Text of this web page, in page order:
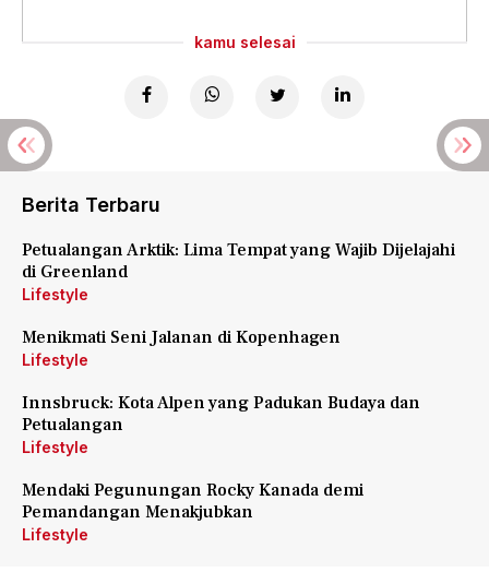
kamu selesai
Berita Terbaru
Petualangan Arktik: Lima Tempat yang Wajib Dijelajahi
di Greenland
Lifestyle
Menikmati Seni Jalanan di Kopenhagen
Lifestyle
Innsbruck: Kota Alpen yang Padukan Budaya dan
Petualangan
Lifestyle
Mendaki Pegunungan Rocky Kanada demi
Pemandangan Menakjubkan
Lifestyle